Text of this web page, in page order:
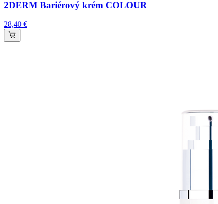
2DERM Bariérový krém COLOUR
28,40 €